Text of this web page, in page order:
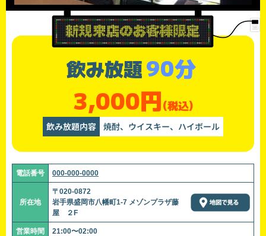
飲み放題90分
3,000円(税込)
飲み放題内容 焼酎、ウイスキー、ハイボール
電話番号 000-000-0000
所在地
〒020-0872
岩手県盛岡市八幡町1-7 メゾンプラザ藤
屋 ２F
営業時間 21:00〜02:00